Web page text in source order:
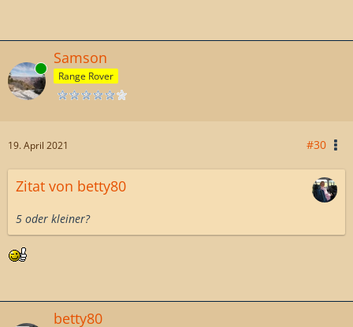
Online
Samson
Range Rover
19. April 2021 #30
Zitat von betty80
5 oder kleiner?
betty80